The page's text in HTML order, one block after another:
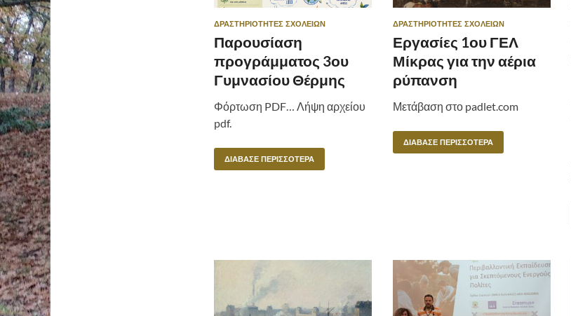
ΔΡΑΣΤΗΡΙΌΤΗΤΕΣ ΣΧΟΛΕΊΩΝ
Παρουσίαση
προγράμματος 3ου
Γυμνασίου Θέρμης
Φόρτωση PDF… Λήψη αρχείου
pdf.
ΔΙΆΒΑΣΕ ΠΕΡΙΣΣΌΤΕΡΑ
ΔΡΑΣΤΗΡΙΌΤΗΤΕΣ ΣΧΟΛΕΊΩΝ
Εργασίες 1ου ΓΕΛ
Μίκρας για την αέρια
ρύπανση
Μετάβαση στο padlet.com
ΔΙΆΒΑΣΕ ΠΕΡΙΣΣΌΤΕΡΑ